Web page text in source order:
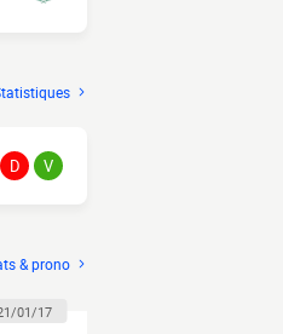
D V
& prono
01/17